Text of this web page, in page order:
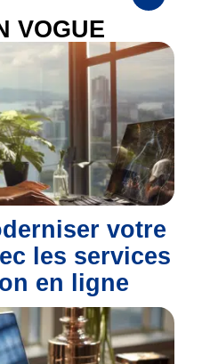
VOGUE
votre
les services
en ligne